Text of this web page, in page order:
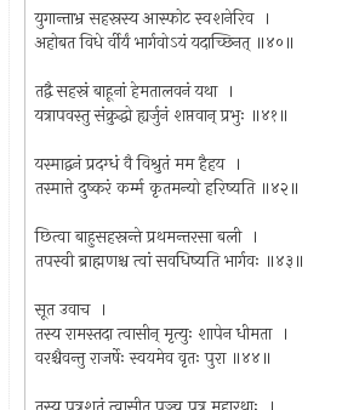
युगान्ताभ्र सहस्रस्य आस्फोट स्वशनेरिव ।
अहोबत विधे र्वीर्यं भार्गवोऽयं यदाच्छिनत् ॥४०॥
तद्वै सहस्रं बाहूनां हेमतालवनं यथा ।
यत्रापवस्तु संक्रुद्धो ह्यर्जुनं शप्तवान् प्रभुः ॥४१॥
यस्माद्वनं प्रदग्धं वै विश्रुतं मम हैहय ।
तस्मात्ते दुष्करं कर्म्म कृतमन्यो हरिष्यति ॥४२॥
छित्वा बाहुसहस्रन्ते प्रथमन्तरसा बली ।
तपस्वी ब्राह्मणश्च त्वां सवधिष्यति भार्गवः ॥४३॥
सूत उवाच ।
तस्य रामस्तदा त्वासीन् मृत्युः शापेन धीमता ।
वरश्चैवन्तु राजर्षेः स्वयमेव वृतः पुरा ॥४४॥